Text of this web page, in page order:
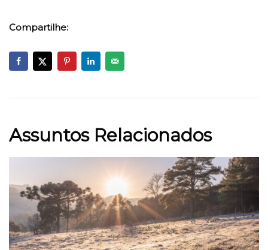
Compartilhe:
Assuntos Relacionados